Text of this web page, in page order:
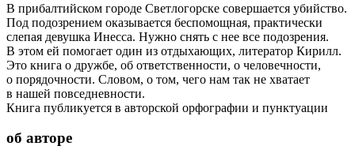
В прибалтийском городе Светлогорске совершается убийство.
Под подозрением оказывается беспомощная, практически
слепая девушка Инесса. Нужно снять с нее все подозрения.
В этом ей помогает один из отдыхающих, литератор Кирилл.
Это книга о дружбе, об ответственности, о человечности,
о порядочности. Словом, о том, чего нам так не хватает
в нашей повседневности.
Книга публикуется в авторской орфографии и пунктуации
об авторе